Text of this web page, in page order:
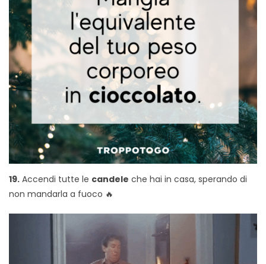
19. Accendi tutte le candele che hai in casa, sperando di
non mandarla a fuoco 🔥